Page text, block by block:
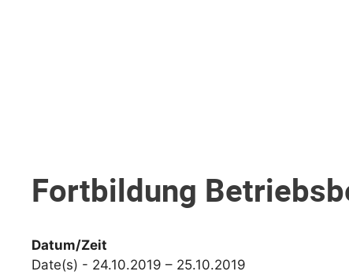
Fortbildung
Datum/Zeit
Date(s) - 24.10.2019 – 25.10.2019